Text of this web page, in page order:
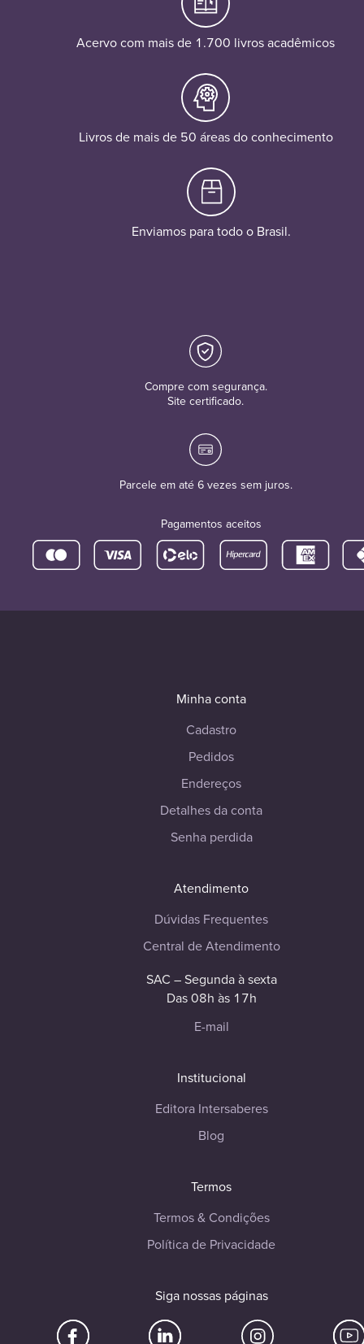
Acervo com mais de 1.700 livros acadêmicos
Livros de mais de 50 áreas do conhecimento
Enviamos para todo o Brasil.
Compre com segurança.
Site certificado.
Parcele em até 6 vezes sem juros.
Pagamentos aceitos
Minha conta
Cadastro
Pedidos
Endereços
Detalhes da conta
Senha perdida
Atendimento
Dúvidas Frequentes
Central de Atendimento
SAC – Segunda à sexta
Das 08h às 17h
E-mail
Institucional
Editora Intersaberes
Blog
Termos
Termos & Condições
Política de Privacidade
Siga nossas páginas